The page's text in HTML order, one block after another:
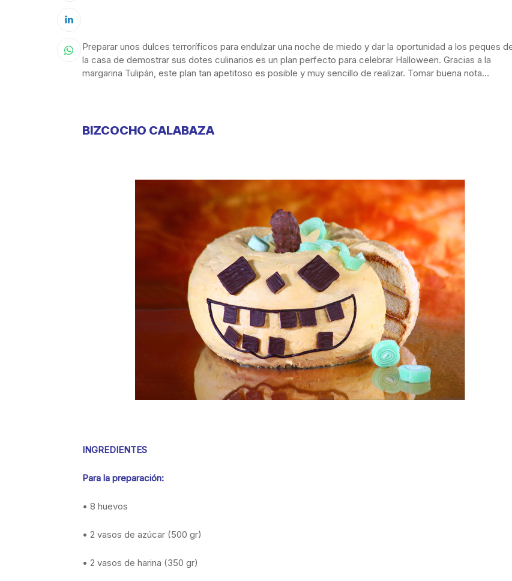
Preparar unos dulces terroríficos para endulzar una noche de miedo y dar la oportunidad a los peques
la casa de demostrar sus dotes culinarios es un plan perfecto para celebrar Halloween. Gracias a la
margarina Tulipán, este plan tan apetitoso es posible y muy sencillo de realizar. Tomar buena nota…
BIZCOCHO CALABAZA
INGREDIENTES
Para la preparación:
• 8 huevos
• 2 vasos de azúcar (500 gr)
• 2 vasos de harina (350 gr)